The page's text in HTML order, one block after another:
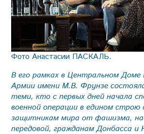
Фото Анастасии ПАСКАЛЬ.
В его рамках в Центральном Доме
Армии имени М.В. Фрунзе
теми, кто с первых дней начала
военной операции в едином
защитникам мира от фашизма,
передовой, гражданам Донбасса и